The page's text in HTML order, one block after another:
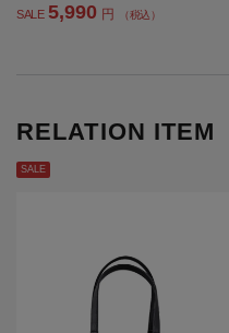
SALE 5,990 円 （税込）
RELATION ITEM
SALE